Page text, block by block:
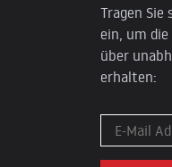
Tragen Sie
ein, um
über
erhalten: